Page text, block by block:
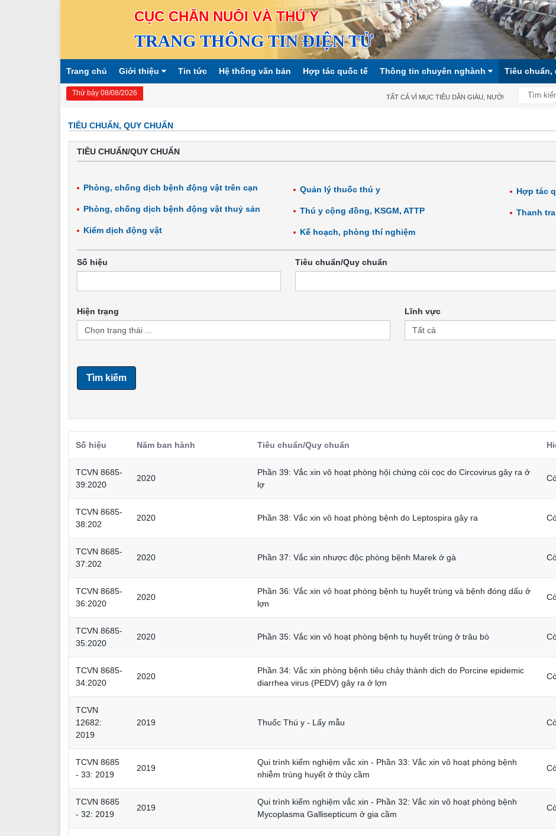
CỤC CHĂN NUÔI VÀ THÚ Y
TRANG THÔNG TIN ĐIỆN TỬ
Trang chủ Giới thiệu Tin tức Hệ thống văn bản Hợp tác quốc tế Thông tin chuyên nghành Tiêu chuẩn,
Thứ bảy 08/08/2026 TẤT CẢ VÌ MỤC TIÊU DÂN GIÀU, NƯỚC MẠNH, XÃ HỘI
TIÊU CHUẨN, QUY CHUẨN
TIÊU CHUẨN/QUY CHUẨN
Phòng, chống dịch bệnh động vật trên cạn
Phòng, chống dịch bệnh động vật thuỷ sản
Kiểm dịch động vật
Quản lý thuốc thú y
Thú y cộng đồng, KSGM, ATTP
Kế hoạch, phòng thí nghiệm
Hợp tác
Thanh
Số hiệu Tiêu chuẩn/Quy chuẩn
Hiện trạng Lĩnh vực
Tìm kiếm
Số hiệu Năm ban hành Tiêu chuẩn/Quy chuẩn
TCVN 8685-
39:2020
2020
Phần 39: Vắc xin vô hoạt phòng hội chứng còi cọc do Circovirus gây ra ở
lợ
TCVN 8685-
38:202
2020 Phần 38: Vắc xin vô hoạt phòng bệnh do Leptospira gây ra
TCVN 8685-
37:202
2020 Phần 37: Vắc xin nhược độc phòng bệnh Marek ở gà
TCVN 8685-
36:2020
2020
Phần 36: Vắc xin vô hoạt phòng bệnh tụ huyết trùng và bệnh đóng dấu ở
lợn
TCVN 8685-
35:2020
2020 Phần 35: Vắc xin vô hoạt phòng bệnh tụ huyết trùng ở trâu bò
TCVN 8685-
34:2020
2020
Phần 34: Vắc xin phòng bệnh tiêu chảy thành dịch do Porcine epidemic
diarrhea virus (PEDV) gây ra ở lợn
TCVN
12682:
2019
2019 Thuốc Thú y - Lấy mẫu
TCVN 8685
- 33: 2019
2019
Qui trình kiểm nghiệm vắc xin - Phần 33: Vắc xin vô hoạt phòng bệnh
nhiễm trùng huyết ở thủy cầm
TCVN 8685
- 32: 2019
2019
Qui trình kiểm nghiệm vắc xin - Phần 32: Vắc xin vô hoạt phòng bệnh
Mycoplasma Gallisepticum ở gia cầm